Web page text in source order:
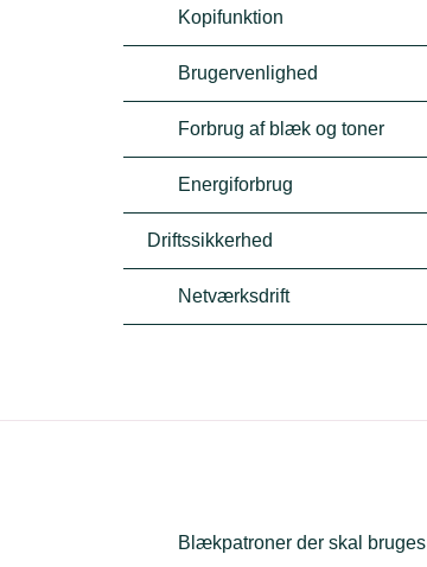
Kopifunktion
Brugervenlighed
Forbrug af blæk og toner
Energiforbrug
Driftssikkerhed
Netværksdrift
Blækpatroner der skal bruges